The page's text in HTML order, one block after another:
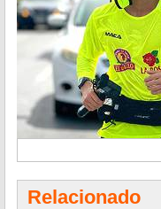
Relacionado